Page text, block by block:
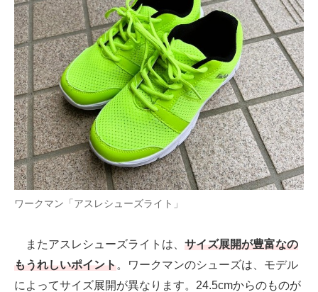
ワークマン「アスレシューズライト」
またアスレシューズライトは、 サイズ展開が豊富なの
もうれしいポイント。ワークマンのシューズは、モデル
によってサイズ展開が異なります。24.5cmからのものが